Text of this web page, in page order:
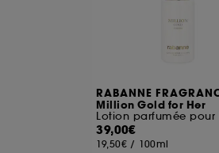
RABANNE
Million Gold for Her
39,00€
19,50€ / 100ml